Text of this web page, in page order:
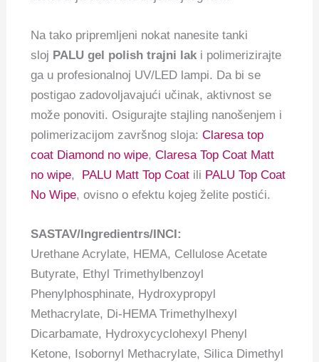
Na tako pripremljeni nokat nanesite tanki
sloj PALU gel polish trajni lak i polimerizirajte
ga u profesionalnoj UV/LED lampi. Da bi se
postigao zadovoljavajući učinak, aktivnost se
može ponoviti. Osigurajte stajling nanošenjem i
polimerizacijom završnog sloja:Claresa top
coat Diamond no wipe,Claresa Top Coat Matt
no wipe, PALU Matt Top Coat ili PALU Top Coat
No Wipe, ovisno o efektu kojeg želite postići.
SASTAV/Ingredientrs/INCI:
Urethane Acrylate, HEMA, Cellulose Acetate
Butyrate, Ethyl Trimethylbenzoyl
Phenylphosphinate, Hydroxypropyl
Methacrylate, Di-HEMA Trimethylhexyl
Dicarbamate, Hydroxycyclohexyl Phenyl
Ketone, Isobornyl Methacrylate, Silica Dimethyl